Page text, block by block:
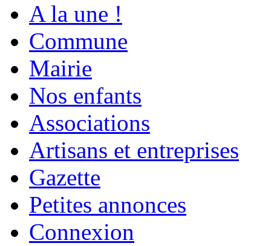
A la une !
Commune
Mairie
Nos enfants
Associations
Artisans et entreprises
Gazette
Petites annonces
Connexion